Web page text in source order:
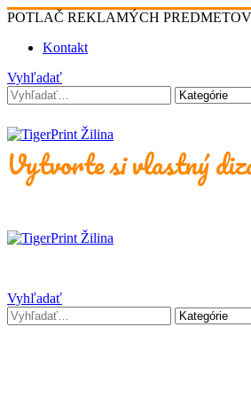
POTLAČ REKLAMÝCH
Kontakt
Vyhľadať
Vytvorte si vlastný
Vyhľadať